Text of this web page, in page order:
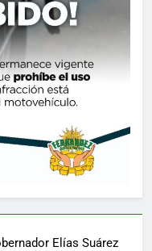
Elías Suárez